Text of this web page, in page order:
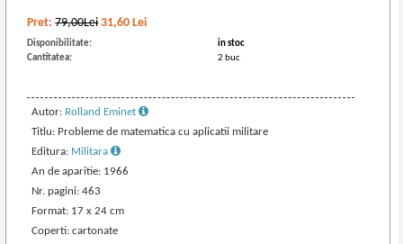
Pret:79,00Lei 31,60 Lei
Disponibilitate:
in stoc
Cantitatea:
2 buc
Autor: Rolland Eminet
Titlu: Probleme de matematica cu aplicatii militare
Editura: Militara
An de aparitie: 1966
Nr. pagini: 463
Format: 17 x 24 cm
Coperti: cartonate